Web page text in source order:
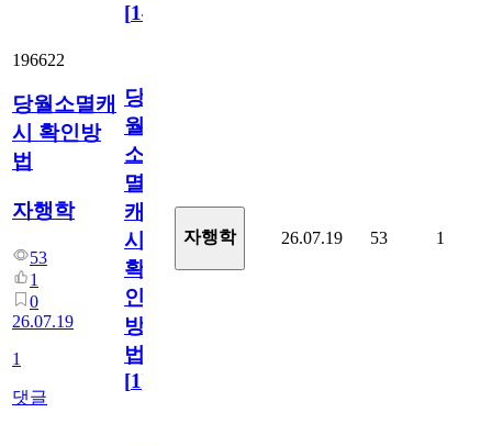
[14
196622
당월소멸캐
시 확인방
법
자행학
53
1
0
26.07.19
1
댓글
당
월
소
멸
캐
시
확
인
방
법
[1]
자행학 26.07.19 53 1